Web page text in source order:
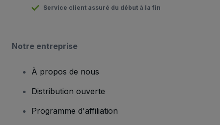
Service client assuré du début à la fin
Notre entreprise
À propos de nous
Distribution ouverte
Programme d'affiliation